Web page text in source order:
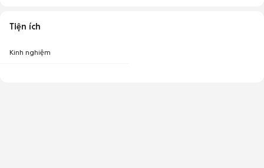
Tiện ích
Kinh nghiệm